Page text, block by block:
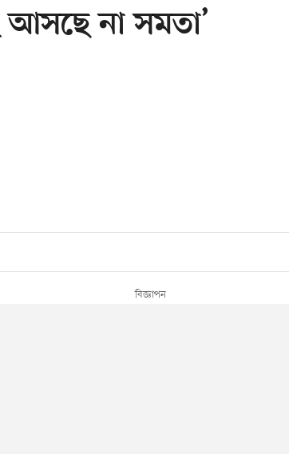
না সমতা’